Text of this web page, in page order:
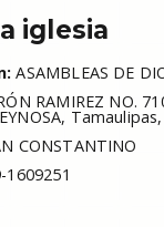
iglesia
ASAMBLEAS DE
RAMIREZ NO.
CONSTANTINO
1609251